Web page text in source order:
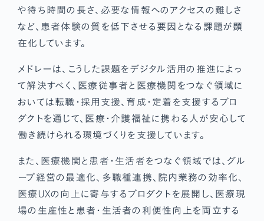
や待ち時間の長さ、必要な情報へのアクセスの難しさ
など、患者体験の質を低下させる要因となる課題が顕
在化しています。
メドレーは、こうした課題をデジタル活用の推進によっ
て解決すべく、医療従事者と医療機関をつなぐ領域に
おいては転職・採用支援、育成・定着を支援するプロ
ダクトを通じて、医療・介護福祉に携わる人が安心して
働き続けられる環境づくりを支援しています。
また、医療機関と患者・生活者をつなぐ領域では、グル
ープ経営の最適化、多職種連携、院内業務の効率化、
医療UXの向上に寄与するプロダクトを展開し、医療現
場の生産性と患者・生活者の利便性向上を両立する